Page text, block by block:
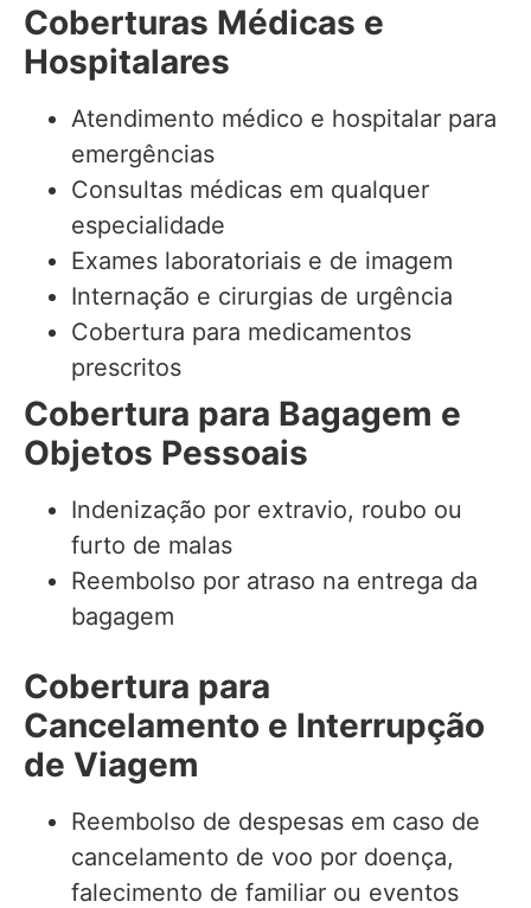
Coberturas Médicas e
Hospitalares
Atendimento médico e hospitalar para
emergências
Consultas médicas em qualquer
especialidade
Exames laboratoriais e de imagem
Internação e cirurgias de urgência
Cobertura para medicamentos
prescritos
Cobertura para Bagagem e
Objetos Pessoais
Indenização por extravio, roubo ou
furto de malas
Reembolso por atraso na entrega da
bagagem
Cobertura para
Cancelamento e Interrupção
de Viagem
Reembolso de despesas em caso de
cancelamento de voo por doença,
falecimento de familiar ou eventos